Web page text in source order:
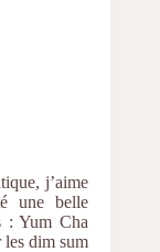
j’aime
une belle
: Yum Cha
les dim sum